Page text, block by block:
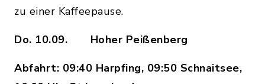
zu einer Kaffeepause.
Do. 10.09. Hoher Peißenberg
Abfahrt: 09:40 Harpfing, 09:50 Schnaitsee,